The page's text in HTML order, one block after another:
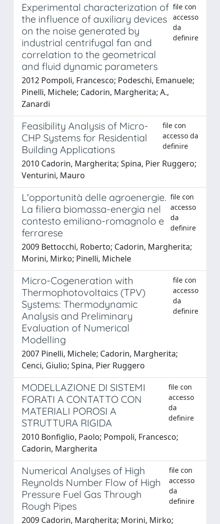
Experimental characterization of
the influence of auxiliary devices
on the noise generated by
industrial centrifugal fan and
correlation to the geometrical
and fluid dynamic parameters
file con
accesso
da
definire
2012 Pompoli, Francesco; Podeschi, Emanuele;
Pinelli, Michele; Cadorin, Margherita; A.,
Zanardi
Feasibility Analysis of Micro-
CHP Systems for Residential
Building Applications
file con
accesso da
definire
2010 Cadorin, Margherita; Spina, Pier Ruggero;
Venturini, Mauro
L'opportunità delle agroenergie.
La filiera biomassa-energia nel
contesto emiliano-romagnolo e
ferrarese
file con
accesso
da
definire
2009 Bettocchi, Roberto; Cadorin, Margherita;
Morini, Mirko; Pinelli, Michele
Micro-Cogeneration with
Thermophotovoltaics (TPV)
Systems: Thermodynamic
Analysis and Preliminary
Evaluation of Numerical
Modelling
file con
accesso
da
definire
2007 Pinelli, Michele; Cadorin, Margherita;
Cenci, Giulio; Spina, Pier Ruggero
MODELLAZIONE DI SISTEMI
FORATI A CONTATTO CON
MATERIALI POROSI A
STRUTTURA RIGIDA
file con
accesso
da
definire
2010 Bonfiglio, Paolo; Pompoli, Francesco;
Cadorin, Margherita
Numerical Analyses of High
Reynolds Number Flow of High
Pressure Fuel Gas Through
Rough Pipes
file con
accesso
da
definire
2009 Cadorin, Margherita; Morini, Mirko;